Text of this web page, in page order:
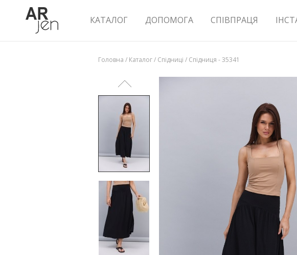
КАТАЛОГ ДОПОМОГА СПІВПРАЦЯ
Головна / Каталог/ Спідниці / Спідниця - 35341